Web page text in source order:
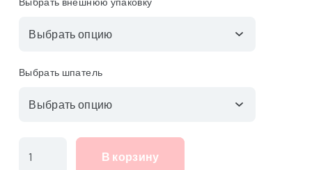
Выбрать шпатель
Количество
товара
В корзину